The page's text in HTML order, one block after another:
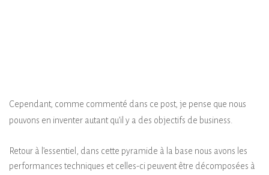
Cependant, comme commenté dans ce post, je pense que nous
pouvons en inventer autant qu’il y a des objectifs de business.
Retour à l’essentiel, dans cette pyramide à la base nous avons les
performances techniques et celles-ci peuvent être décomposées à